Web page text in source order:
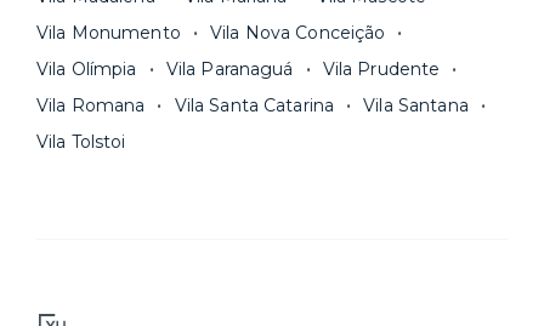
Vila Monumento
Vila Nova Conceição
Vila Olímpia
Vila Paranaguá
Vila Prudente
Vila Romana
Vila Santa Catarina
Vila Santana
Vila Tolstoi